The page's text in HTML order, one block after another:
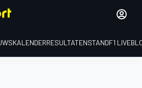
KALENDERRESULTATENSTANDF1